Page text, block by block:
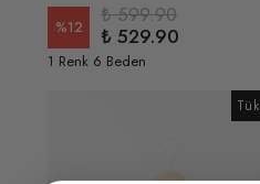
%12
₺ 599.90
₺ 529.90
1 Renk 6 Beden